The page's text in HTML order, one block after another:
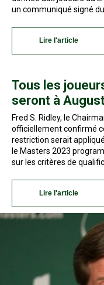
un communiqué signé
Lire l'article
Tous les
seront à
Fred S. Ridley, le
officiellement confirmé
restriction serait
le Masters 2023
sur les critères de
Lire l'article